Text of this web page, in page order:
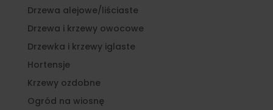
Drzewa alejowe/liściaste
Drzewa i krzewy owocowe
Drzewka i krzewy iglaste
Hortensje
Krzewy ozdobne
Ogród na wiosnę